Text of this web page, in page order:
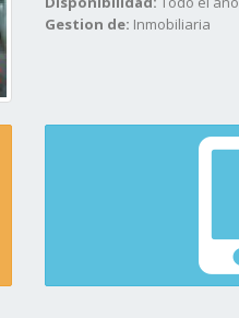
Gestion de: Inmobiliaria